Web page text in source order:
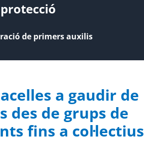
de primers auxilis
a gaudir de
des de grups de
fins a col·lectius